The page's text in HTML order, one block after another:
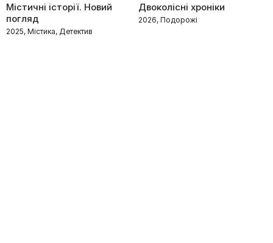
Містичні історії. Новий
погляд
2025, Містика, Детектив
Двоколісні хроніки
2026, Подорожі